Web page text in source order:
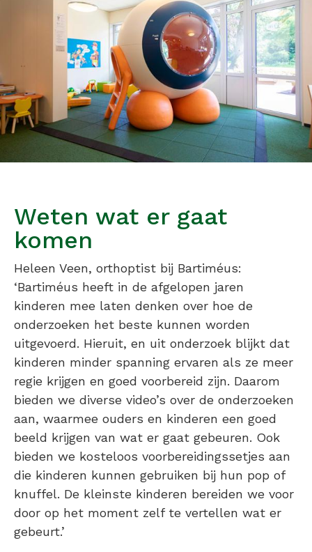
Weten wat er gaat
komen
Heleen Veen, orthoptist bij Bartiméus:
‘Bartiméus heeft in de afgelopen jaren
kinderen mee laten denken over hoe de
onderzoeken het beste kunnen worden
uitgevoerd. Hieruit, en uit onderzoek blijkt dat
kinderen minder spanning ervaren als ze meer
regie krijgen en goed voorbereid zijn. Daarom
bieden we diverse video’s over de onderzoeken
aan, waarmee ouders en kinderen een goed
beeld krijgen van wat er gaat gebeuren. Ook
bieden we kosteloos voorbereidingssetjes aan
die kinderen kunnen gebruiken bij hun pop of
knuffel. De kleinste kinderen bereiden we voor
door op het moment zelf te vertellen wat er
gebeurt.’